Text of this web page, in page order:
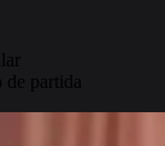
de partida